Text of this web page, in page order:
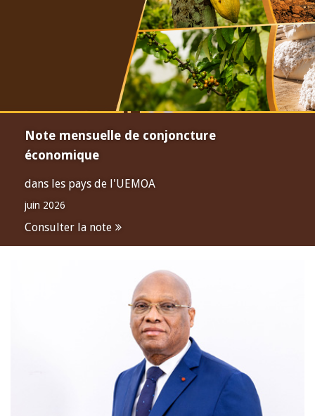
Note mensuelle de conjoncture
économique
dans les pays de l'UEMOA
juin 2026
Consulter la note